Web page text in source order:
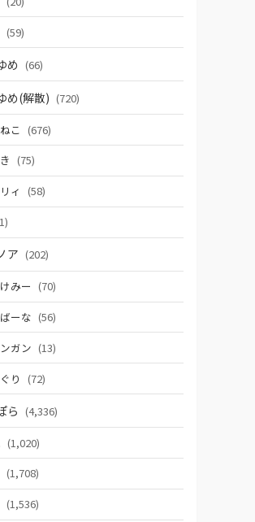
(59)
め (66)
め(解散) (720)
こ (676)
(75)
ィ (58)
ア (202)
みー (70)
ーな (56)
ガン (13)
り (72)
ら (4,336)
(1,020)
(1,708)
(1,536)